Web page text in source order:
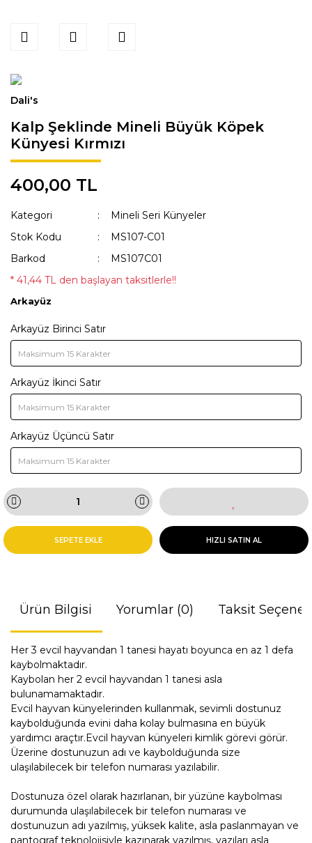
Dali's
Kalp Şeklinde Mineli Büyük Köpek
Künyesi Kırmızı
400,00 TL
Kategori
Mineli Seri Künyeler
Stok Kodu
MS107-C01
Barkod
MS107C01
* 41,44 TL den başlayan taksitlerle!!
Arkayüz
Arkayüz Birinci Satır
Arkayüz İkinci Satır
Arkayüz Üçüncü Satır
SEPETE EKLE HIZLI SATIN AL
Ürün Bilgisi Yorumlar (0) Taksit
Her 3 evcil hayvandan 1 tanesi hayatı boyunca en az 1 defa
kaybolmaktadır.
Kaybolan her 2 evcil hayvandan 1 tanesi asla
bulunamamaktadır.
Evcil hayvan künyelerinden kullanmak, sevimli dostunuz
kaybolduğunda evini daha kolay bulmasına en büyük
yardımcı araçtır.Evcil hayvan künyeleri kimlik görevi görür.
Üzerine dostunuzun adı ve kaybolduğunda size
ulaşılabilecek bir telefon numarası yazılabilir.
Dostunuza özel olarak hazırlanan, bir yüzüne kaybolması
durumunda ulaşılabilecek bir telefon numarası ve
dostunuzun adı yazılmış, yüksek kalite, asla paslanmayan ve
pantograf teknolojisiyle kazınarak yazılmış, yazıları asla